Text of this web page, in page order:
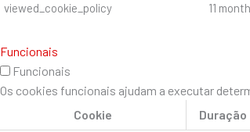
viewed_cookie_policy
11
Funcionais
Funcionais
Os cookies funcionais ajudam a executar
Cookie
Duração